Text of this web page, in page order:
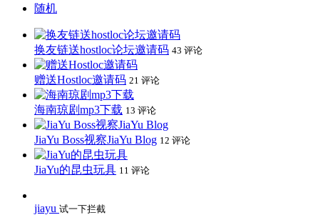
随机
换友链送hostloc论坛邀请码 43 评论
赠送Hostloc邀请码 21 评论
海南琼剧mp3下载 13 评论
JiaYu Boss视察JiaYu Blog 12 评论
JiaYu的昆虫玩具 11 评论
jiayu 试一下拦截